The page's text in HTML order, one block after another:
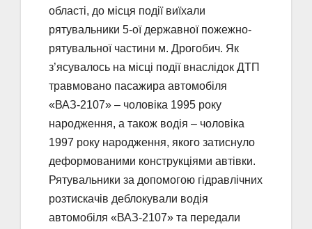
області, до місця події виїхали
рятувальники 5-ої державної пожежно-
рятувальної частини м. Дрогобич. Як
з’ясувалось на місці події внаслідок ДТП
травмовано пасажира автомобіля
«ВАЗ-2107» – чоловіка 1995 року
народження, а також водія – чоловіка
1997 року народження, якого затиснуло
деформованими конструкціями автівки.
Рятувальники за допомогою гідравлічних
розтискачів деблокували водія
автомобіля «ВАЗ-2107» та передали